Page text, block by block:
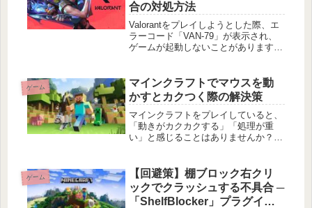
合の対処方法
Valorantをプレイしようとした際、エ
ラーコード「VAN-79」が表示され、
ゲームが起動しないことがあります。
ートシステム）に関連する問題が原因
とされて
ゲーム
マインクラフトでマウスを動
かすとカクつく際の解決策
マインクラフトをプレイしていると、
「動きがカクカクする」「処理が重
い」と感じることはありませんか？ゲ
記事では、カクつきを解消するための
設定変更やハードウェアの最適化方法
につ
ゲーム
【回避策】棚ブロック右クリ
ックでクラッシュする不具合 ─
「ShelfBlocker」プラグイン